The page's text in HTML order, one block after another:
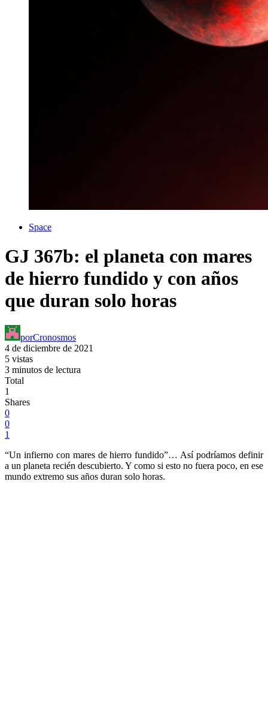
Space
GJ 367b: el planeta con mares
de hierro fundido y con años
que duran solo horas
porCronosmos
4 de diciembre de 2021
5 vistas
3 minutos de lectura
Total
1
Shares
0
0
1
“Un infierno con mares de hierro fundido”… Así podríamos definir
a un planeta recién descubierto. Y como si esto no fuera poco, en ese
mundo extremo sus años duran solo horas.